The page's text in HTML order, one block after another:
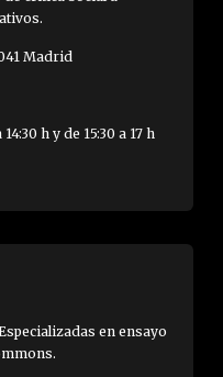
Madrid
h y de 15:30 a 17 h
en ensayo